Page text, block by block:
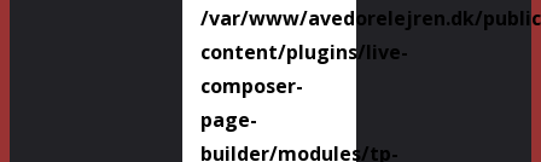
/var/www/avedorelejren.dk/
content/plugins/live-
composer-
page-
builder/modules/tp-